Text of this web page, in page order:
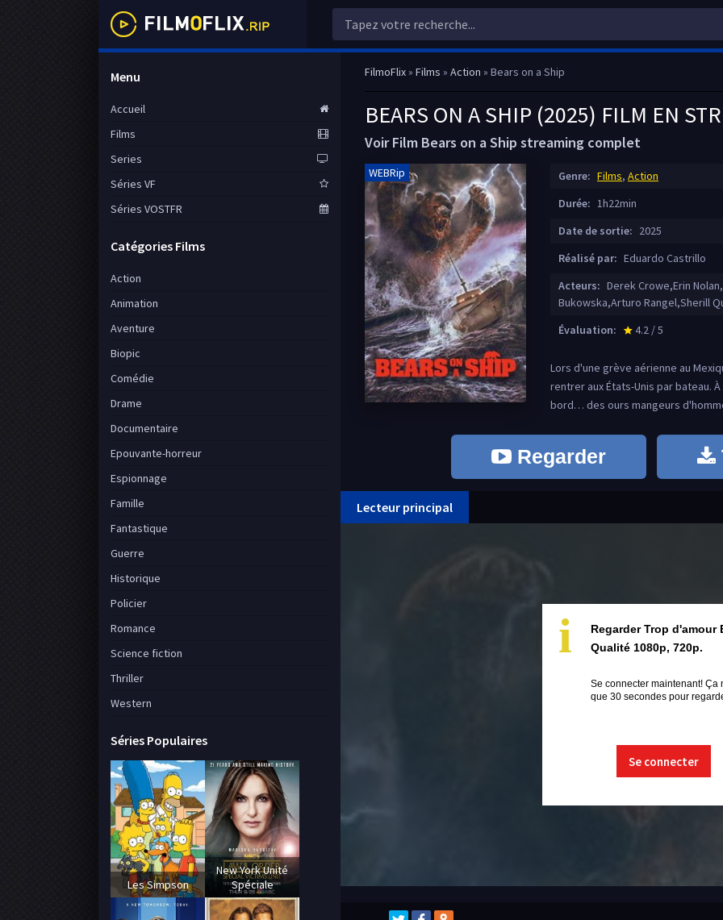
FilmoFlix» Films » Action » Bears on a Ship
BEARS ON A SHIP (2025) FILM EN
Voir Film Bears on a Ship streaming complet
WEBRip Genre: Films, Action
Durée: 1h22min
Date de sortie: 2025
Réalisé par: Eduardo Castrillo
Acteurs: Derek Crowe,Erin
Bukowska,Arturo Rangel,Sherill
Évaluation:
star_rate
4.2 / 5
Lors d'une grève aérienne au
rentrer aux États-Unis par bateau.
bord… des ours mangeurs
Regarder
Lecteur principal
i
Regarder Trop d'amour
Qualité 1080p, 720p.
Se connecter maintenant! Ça
que 30 secondes pour
Se connecter
Menu
Accueil
Films
Series
Séries VF
Séries VOSTFR
Catégories Films
Action
Animation
Aventure
Biopic
Comédie
Drame
Documentaire
Epouvante-horreur
Espionnage
Famille
Fantastique
Guerre
Historique
Policier
Romance
Science fiction
Thriller
Western
Séries Populaires
Les Simpson
New York Unité
Spéciale